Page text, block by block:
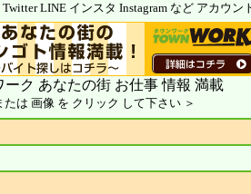
Twitter LINE インスタ Instagram など アカウン
ク あなたの街 お仕事 情報 満載
たは 画像 を クリック して下さい ＞